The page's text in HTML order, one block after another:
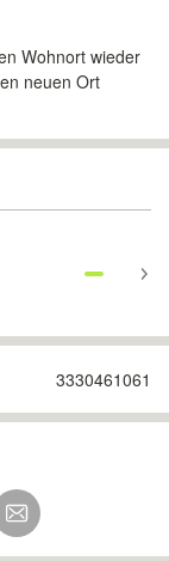
Wohnort wieder
neuen Ort
3330461061